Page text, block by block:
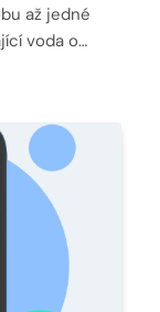
až jedné
voda o…